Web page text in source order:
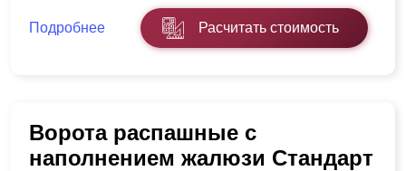
Подробнее Расчитать стоимость
Ворота распашные с
наполнением жалюзи Стандарт